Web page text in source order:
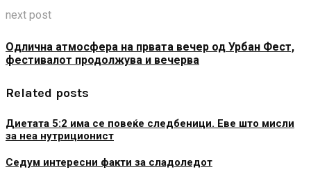
next post
Одлична атмосфера на првата вечер од Урбан Фест,
фестивалот продолжува и вечерва
Related posts
Диетата 5:2 има се повеќе следбеници. Еве што мисли
за неа нутриционист
Седум интересни факти за сладоледот